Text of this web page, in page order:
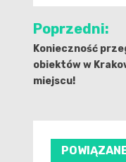
wpisu
Poprzedni:
Konieczność
obiektów w
miejscu!